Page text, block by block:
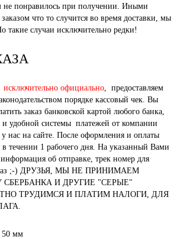
понравилось при получении. Иными
что то случится во время доставки, мы
такие случаи исключительно редки!
исключительно официально, предоставляем
порядке кассовый чек. Вы
заказ банковской картой любого банка,
удобной системы платежей от компании
нас на сайте. После оформления и оплаты
в течении 1 рабочего дня. На указанный Вами
об отправке, трек номер для
раз ;-) ДРУЗЬЯ, МЫ НЕ ПРИНИМАЕМ
И ДРУГИЕ "СЕРЫЕ"
ТРУДИМСЯ И ПЛАТИМ НАЛОГИ, ДЛЯ
50 мм